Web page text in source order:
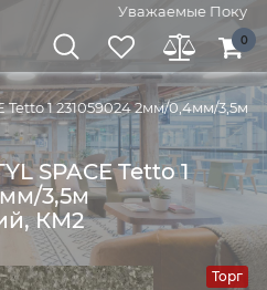
Уважаемые
0
Tetto 1 231059024 2мм/0,4мм/3,5м
SPACE Tetto 1
3,5м
КМ2
Торг